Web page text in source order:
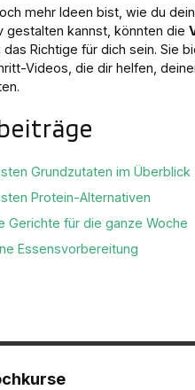
mehr Ideen bist, wie du
gestalten kannst, könnten die
Richtige für dich sein. Sie
Videos, die dir helfen,
Grundzutaten im Überblick
Protein-Alternativen
Gerichte für die ganze Woche
Essensvorbereitung